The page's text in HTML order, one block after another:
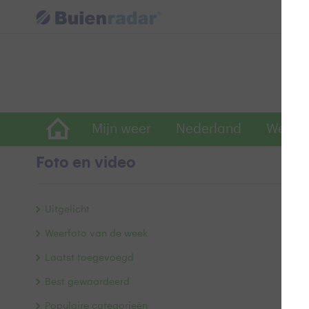
Mijn weer Nederland
Foto en video
Uitgelicht
Weerfoto van de week
Laatst toegevoegd
Best gewaardeerd
Populaire categorieën